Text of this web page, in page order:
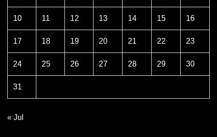
10 11 12 13 14 15 16
17 18 19 20 21 22 23
24 25 26 27 28 29 30
31
« Jul